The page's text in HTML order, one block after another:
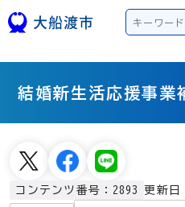
結婚新生活応援事業
コンテンツ番号：2893 更新日